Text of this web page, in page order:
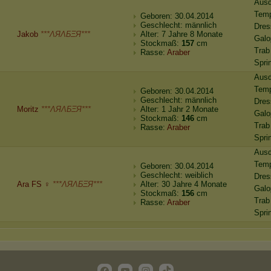
Jakob ***ΛЯΛБΞЯ***
Geboren: 30.04.2014
Geschlecht: männlich
Alter: 7 Jahre 8 Monate
Stockmaß: 157 cm
Rasse: Araber
Trab
Moritz ***ΛЯΛБΞЯ***
Geboren: 30.04.2014
Geschlecht: männlich
Alter: 1 Jahr 2 Monate
Stockmaß: 146 cm
Rasse: Araber
Trab
Ara FS ♀ ***ΛЯΛБΞЯ***
Geboren: 30.04.2014
Geschlecht: weiblich
Alter: 30 Jahre 4 Monate
Stockmaß: 156 cm
Rasse: Araber
Trab